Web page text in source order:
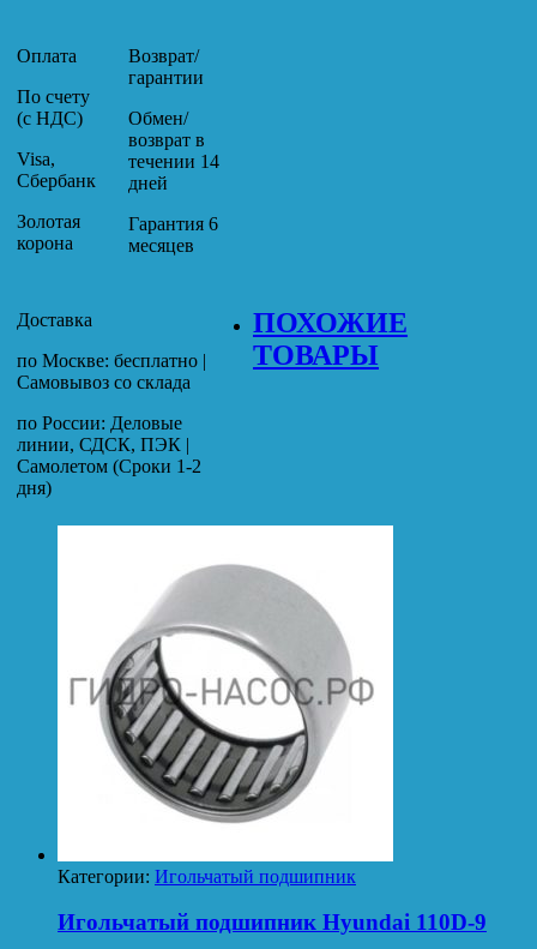
Оплата
По счету
(с НДС)
Visa,
Сбербанк
Золотая
корона
Возврат/
гарантии
Обмен/
возврат в
течении 14
дней
Гарантия 6
месяцев
Доставка
по Москве: бесплатно |
Самовывоз со склада
по России: Деловые
линии, СДСК, ПЭК |
Самолетом (Сроки 1-2
дня)
ПОХОЖИЕ
ТОВАРЫ
Категории: Игольчатый подшипник
Игольчатый подшипник Hyundai 110D-9